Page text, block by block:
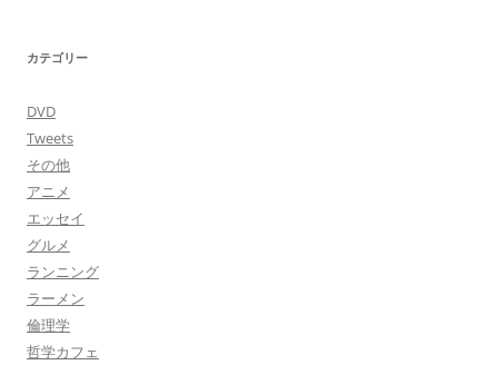
カテゴリー
DVD
Tweets
その他
アニメ
エッセイ
グルメ
ランニング
ラーメン
倫理学
哲学カフェ